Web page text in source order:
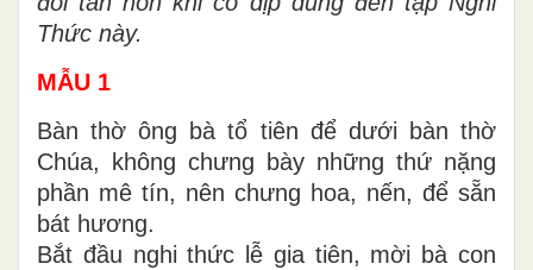
Thức này.
MẪU 1
Bàn thờ ông bà tổ tiên để dưới bàn thờ
Chúa, không chưng bày những thứ nặng
phần mê tín, nên chưng hoa, nến, để sẵn
bát hương.
Bắt đầu nghi thức lễ gia tiên, mời bà con